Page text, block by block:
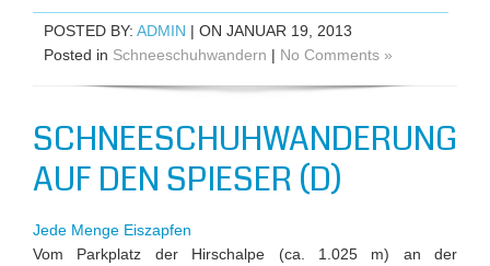
POSTED BY: ADMIN | ON JANUAR 19, 2013
Posted in Schneeschuhwandern | No Comments »
SCHNEESCHUHWANDERUNG
AUF DEN SPIESER (D)
Jede Menge Eiszapfen
Vom Parkplatz der Hirschalpe (ca. 1.025 m) an der